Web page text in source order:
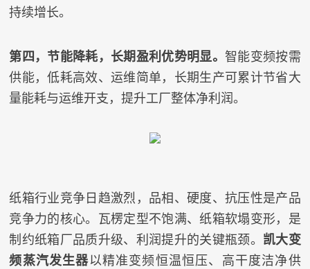
持续增长。
第四，节能降耗，长期盈利优势明显。 智能变频按需
供能，低耗高效、运维简单，长期生产可累计节省大
量能耗与运维开支，提升工厂整体净利润。
纸箱行业竞争日趋激烈，品相、硬度、抗压性是产品
竞争力的核心。瓦楞定型不饱满、纸箱软塌变形，是
制约纸箱厂品质升级、利润提升的关键瓶颈。 凯大变
频蒸汽发生器以精准变频恒温恒压、高干度洁净供